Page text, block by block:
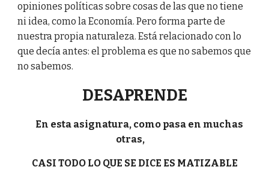
opiniones políticas sobre cosas de las que no tiene
ni idea, como la Economía. Pero forma parte de
nuestra propia naturaleza. Está relacionado con lo
que decía antes: el problema es que no sabemos que
no sabemos.
DESAPRENDE
En esta asignatura, como pasa en muchas
otras,
CASI TODO LO QUE SE DICE ES MATIZABLE